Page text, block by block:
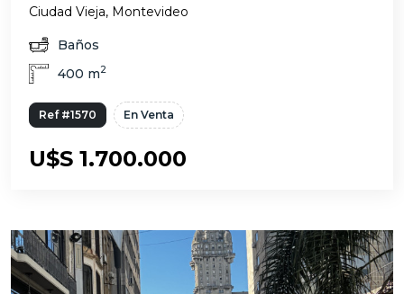
Ciudad Vieja, Montevideo
Baños
400 m2
Ref #1570 En Venta
U$S 1.700.000